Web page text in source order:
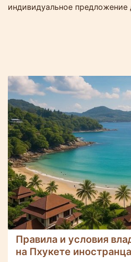
индивидуальное предложение
Правила и условия
на Пхукете